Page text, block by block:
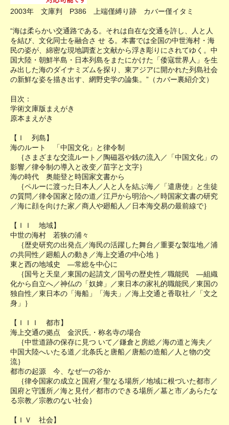
2003年 文庫判 P386 上端僅縛り跡 カバー僅イタミ
“海は柔らかい交通路である。それは自在な交通を許し、人と人
を結び、文化同士を融合さ せ る。本書では全国の中世海村・海
民の姿が、綿密な現地調査と文献から浮き彫りにされてゆく。中
国大陸・朝鮮半島・日本列島をまたにかけた「倭寇世界人」を生
み出した海のダイナミズムを探り、東アジアに開かれた列島社会
の新鮮な姿を描き出す、網野史学の論集。”（カバー裏紹介文）
目次：
学術文庫版まえがき
原本まえがき
【Ｉ 列島】
海のルート 「中国文化」と律令制
｛さまざまな交流ルート／陶磁器や銭の流入／「中国文化」の
影響／律令制の導入と改变／苗字と文字｝
海の時代 奥能登と時国家文書から
｛ペルーに渡った日本人／人と人を結ぶ海／「遣唐使」と生徒
の質問／律令国家と陸の道／江戸から明治へ／時国家文書の研究
／海に顔を向けた家／商人や廻船人／日本海交易の最前線で｝
【ＩＩ 地域】
中世の海村 若狭の浦々
｛歴史研究の出発点／海民の活躍した舞台／重要な製塩地／浦
の共同性／廻船人の動き／海上交通の中心地 ｝
東と西の地域史 ―常総を中心に
｛国号と天皇／東国の起請文／国号の歴史性／職能民 ―組織
化から自立へ／神仏の「奴婢」／東日本の家礼的職能民／東国の
独自性／東日本の「海船」「海夫」／海上交通と香取社／「文之
身」｝
【ＩＩＩ 都市】
海上交通の拠点 金沢氏,・称名寺の場合
｛中世道跡の保存に見つ いて／鎌倉と房総／海の道と海夫／
中国大陸へいたる道／北条氏と唐船／唐船の造船／人と物の交
流｝
都市の起源 今、なぜ一の谷か
｛律令国家の成立と国府／聖なる場所／地域に根づいた都市／
国府と守護所／海と見付／都市のできる場所／墓と市／あらたな
る宗教／宗教のない社会｝
【ＩＶ 社会】